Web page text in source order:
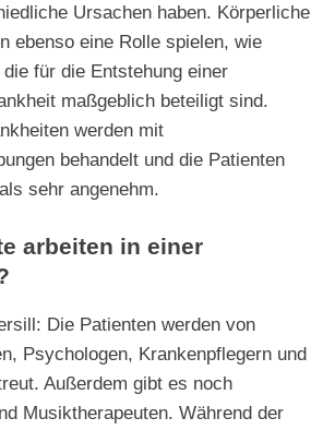
Ursachen haben. Körperliche
ebenso eine Rolle spielen, wie
für die Entstehung einer
maßgeblich beteiligt sind.
werden mit
behandelt und die Patienten
sehr angenehm.
arbeiten in einer
Die Patienten werden von
Psychologen, Krankenpflegern und
Außerdem gibt es noch
Musiktherapeuten. Während der